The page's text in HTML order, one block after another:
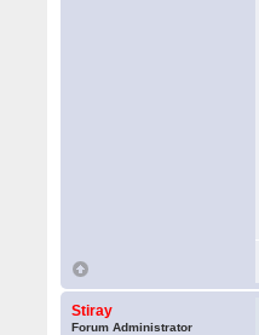
Stiray
Forum Administrator